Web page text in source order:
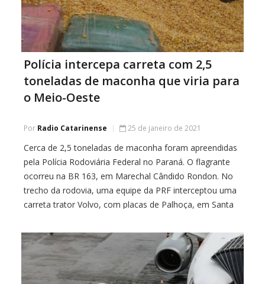
Polícia intercepa carreta com 2,5
toneladas de maconha que viria para
o Meio-Oeste
Por Radio Catarinense 25 de janeiro de 2021
Cerca de 2,5 toneladas de maconha foram apreendidas
pela Polícia Rodoviária Federal no Paraná. O flagrante
ocorreu na BR 163, em Marechal Cândido Rondon. No
trecho da rodovia, uma equipe da PRF interceptou uma
carreta trator Volvo, com placas de Palhoça, em Santa
O motorista, de 32 […]